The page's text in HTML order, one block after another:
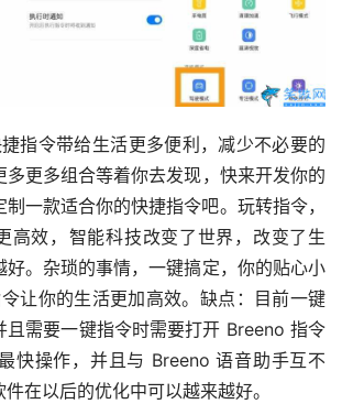
指令带给生活更多便利，减少不必要的
多更多组合等着你去发现，快来开发你的
一款适合你的快捷指令吧。玩转指令，​
高效，​智能科技改变了世界，改变了生
好。杂琐的事情，一键搞定，你的贴心小
让你的生活更加高效。缺点：目前一键
且需要一键指令时需要打开 Breeno 指令
快操作，并且与 Breeno 语音助手互不
在以后的优化中可以越来越好。